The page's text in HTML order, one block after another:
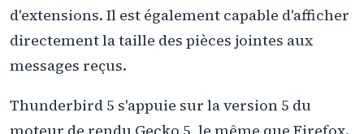
d'extensions. Il est également capable d'afficher
directement la taille des pièces jointes aux
messages reçus.
Thunderbird 5 s'appuie sur la version 5 du